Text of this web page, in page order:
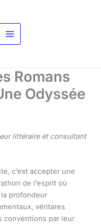
Romans
Odyssée
littéraire et consultant
c’est accepter une
de l’esprit où
la profondeur
véritares
conventions par leur